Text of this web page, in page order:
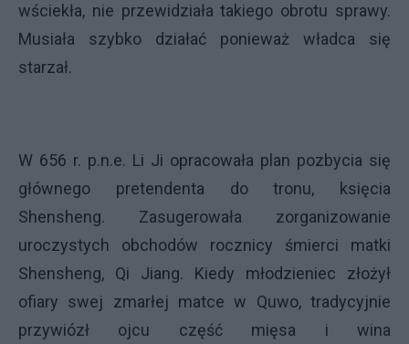
wściekła, nie przewidziała takiego obrotu sprawy.
Musiała szybko działać ponieważ władca się
starzał.
W 656 r. p.n.e. Li Ji opracowała plan pozbycia się
głównego pretendenta do tronu, księcia
Shensheng. Zasugerowała zorganizowanie
uroczystych obchodów rocznicy śmierci matki
Shensheng, Qi Jiang. Kiedy młodzieniec złożył
ofiary swej zmarłej matce w Quwo, tradycyjnie
przywiózł ojcu część mięsa i wina